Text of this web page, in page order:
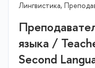
Лингвистика,
языка /
Second